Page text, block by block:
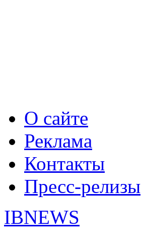
О сайте
Реклама
Контакты
Пресс-релизы
IBNEWS